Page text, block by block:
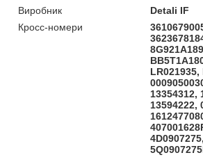
Виробник
Detali IF
Кросс-номери
LR021935,
13354312,
13594222,